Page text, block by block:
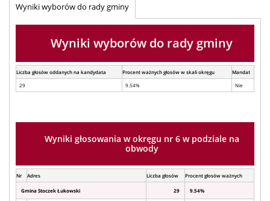
Wyniki wyborów do rady gminy
Wyniki wyborów do rady gminy
Liczba głosów oddanych na kandydata Procent ważnych głosów w skali okręgu
Mandat
29
9.54% Nie
Wyniki głosowania w okręgu nr 6 w podziale na
obwody
Nr Adres Liczba głosów Procent głosów ważnych
Gmina Stoczek Łukowski 29 9.54%